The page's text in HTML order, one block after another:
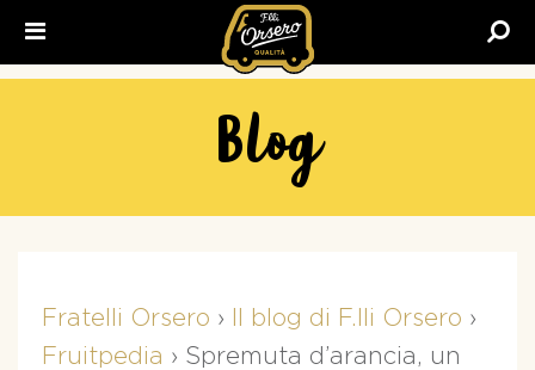
Blog
Fratelli Orsero › Il blog di F.lli Orsero ›
Fruitpedia › Spremuta d’arancia, un